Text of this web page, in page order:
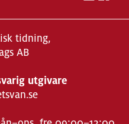
tidning,
AB
utgivare